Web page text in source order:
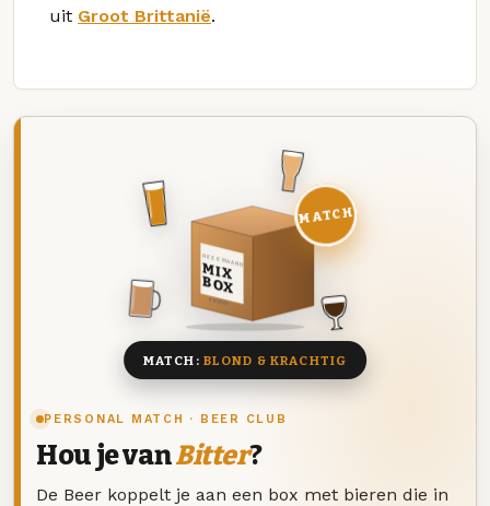
uit Groot Brittanië.
PERSONAL MATCH · BEER CLUB
Hou je vanBitter?
De Beer koppelt je aan een box met bieren die in
DEZE MAAND
MIX
BOX
8 BIEREN
MATCH
MATCH: BLOND & KRACHTIG